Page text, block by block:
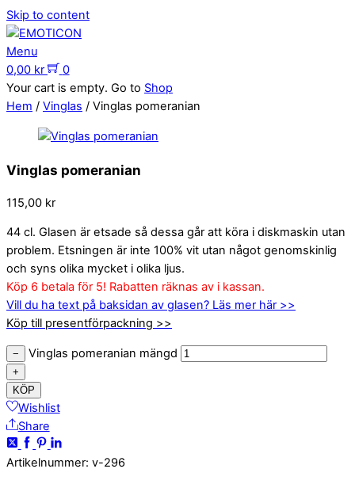
Skip to content
Menu
0,00 kr
0
Your cart is empty. Go to Shop
Hem / Vinglas / Vinglas pomeranian
Vinglas pomeranian
115,00 kr
44 cl. Glasen är etsade så dessa går att köra i diskmaskin utan
problem. Etsningen är inte 100% vit utan något genomskinlig
och syns olika mycket i olika ljus.
Köp 6 betala för 5! Rabatten räknas av i kassan.
Vill du ha text på baksidan av glasen? Läs mer här >>
Köp till presentförpackning >>
− Vinglas pomeranian mängd
+
KÖP
Wishlist
Share
Artikelnummer: v-296